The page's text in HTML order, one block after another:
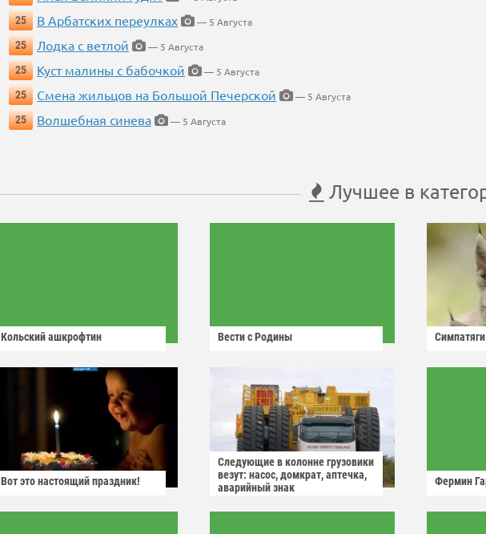
25
В Арбатских переулках
— 5 Августа
25
Лодка с ветлой
— 5 Августа
25
Куст малины с бабочкой
— 5 Августа
25
Смена жильцов на Большой Печерской
— 5 Августа
25
Волшебная синева — 5 Августа
Лучшее в
Кольский ашкрофтин Вести с Родины Симпатяги
Вот это настоящий праздник!
Следующие в колонне грузовики
везут: насос, домкрат, аптечка,
аварийный знак
Фермин